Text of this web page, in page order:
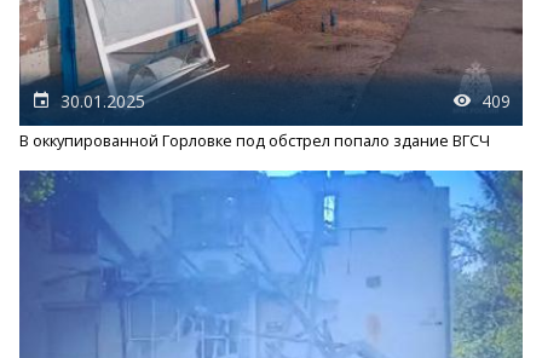
30.01.2025 409
В оккупированной Горловке под обстрел попало здание ВГСЧ